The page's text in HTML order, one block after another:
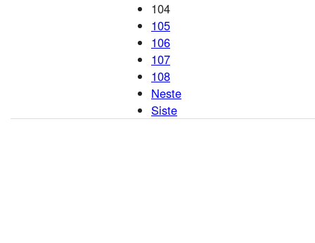
104
105
106
107
108
Neste
Siste